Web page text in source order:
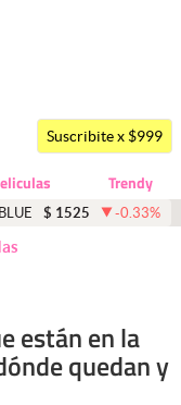
Suscribite x $999
Trendy
$ 1525 -0.33%
están en la
quedan y